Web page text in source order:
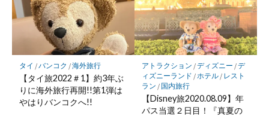
タイ /バンコク /海外旅行
【タイ旅2022＃1】約3年ぶ
りに海外旅行再開!!第1弾は
やはりバンコクへ!!
アトラクション /ディズニー /デ
ィズニーランド / ホテル/ レスト
ラン / 国内旅行
【Disney旅2020.08.09】年
パス当選２日目！『真夏の